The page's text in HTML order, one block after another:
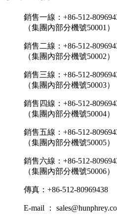
銷售一線：+86-512-
（集團內部分機號50001）
銷售二線：+86-512-
（集團內部分機號50002）
銷售三線：+86-512-
（集團內部分機號50003）
銷售四線：+86-512-
（集團內部分機號50004）
銷售五線：+86-512-
（集團內部分機號50005）
銷售六線：+86-512-
（集團內部分機號50006）
傳真：+86-512-80969438
E-mail ：